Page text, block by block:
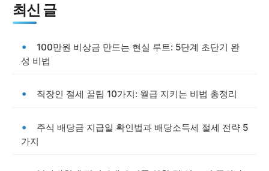
최신 글
100만원 비상금 만드는 현실 루트: 5단계 초단기 완
성 비법
직장인 절세 꿀팁 10가지: 월급 지키는 비법 총정리
주식 배당금 지급일 확인법과 배당소득세 절세 전략 5
가지